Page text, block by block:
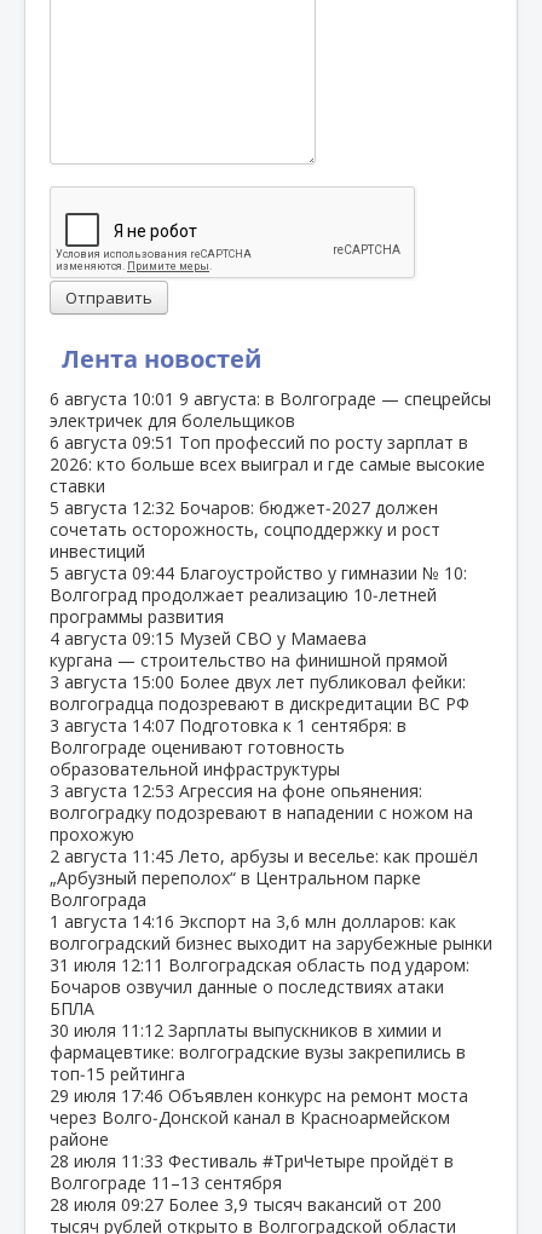
Лента новостей
6 августа 10:01 9 августа: в Волгограде — спецрейсы
электричек для болельщиков
6 августа 09:51 Топ профессий по росту зарплат в
2026: кто больше всех выиграл и где самые высокие
ставки
5 августа 12:32 Бочаров: бюджет‑2027 должен
сочетать осторожность, соцподдержку и рост
инвестиций
5 августа 09:44 Благоустройство у гимназии № 10:
Волгоград продолжает реализацию 10‑летней
программы развития
4 августа 09:15 Музей СВО у Мамаева
кургана — строительство на финишной прямой
3 августа 15:00 Более двух лет публиковал фейки:
волгоградца подозревают в дискредитации ВС РФ
3 августа 14:07 Подготовка к 1 сентября: в
Волгограде оценивают готовность
образовательной инфраструктуры
3 августа 12:53 Агрессия на фоне опьянения:
волгоградку подозревают в нападении с ножом на
прохожую
2 августа 11:45 Лето, арбузы и веселье: как прошёл
„Арбузный переполох“ в Центральном парке
Волгограда
1 августа 14:16 Экспорт на 3,6 млн долларов: как
волгоградский бизнес выходит на зарубежные рынки
31 июля 12:11 Волгоградская область под ударом:
Бочаров озвучил данные о последствиях атаки
БПЛА
30 июля 11:12 Зарплаты выпускников в химии и
фармацевтике: волгоградские вузы закрепились в
топ‑15 рейтинга
29 июля 17:46 Объявлен конкурс на ремонт моста
через Волго‑Донской канал в Красноармейском
районе
28 июля 11:33 Фестиваль #ТриЧетыре пройдёт в
Волгограде 11–13 сентября
28 июля 09:27 Более 3,9 тысяч вакансий от 200
тысяч рублей открыто в Волгоградской области
Отправить